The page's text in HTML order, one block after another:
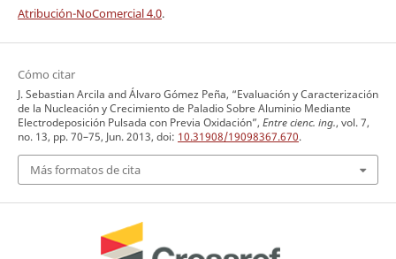
Atribución-NoComercial 4.0.
Cómo citar
J. Sebastian Arcila and Álvaro Gómez Peña, “Evaluación y Caracterización
de la Nucleación y Crecimiento de Paladio Sobre Aluminio Mediante
Electrodeposición Pulsada con Previa Oxidación”, Entre cienc. ing., vol. 7,
no. 13, pp. 70–75, Jun. 2013, doi: 10.31908/19098367.670.
Más formatos de cita